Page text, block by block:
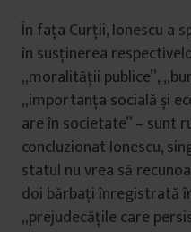
În fața Curții, Ionescu a
în susținerea
„moralității publice”,
„importanța socială și
are în societate” – sunt
concluzionat Ionescu,
statul nu vrea să
doi bărbați înregistrată
„prejudecățile care